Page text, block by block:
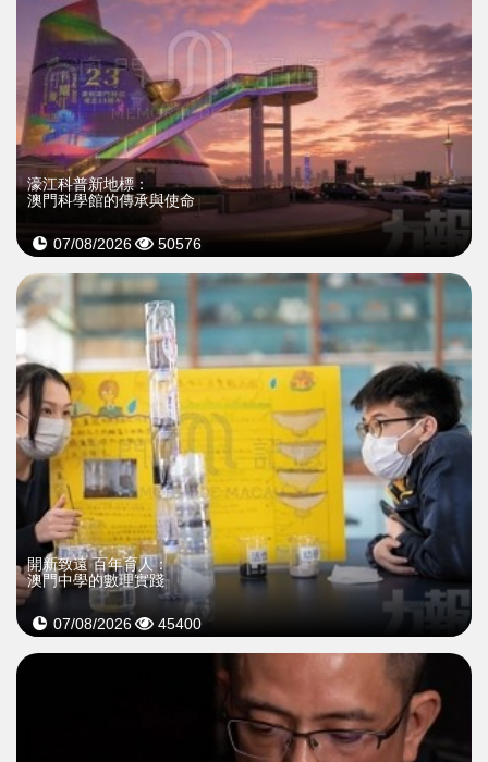
濠江科普新地標：
澳門科學館的傳承與使命
07/08/2026 50576
開新致遠 百年育人：
澳門中學的數理實踐
07/08/2026 45400